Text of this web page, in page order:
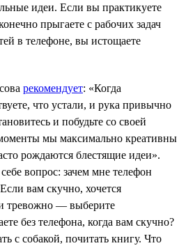
идеи. Если вы практикуете
прыгаете с рабочих задач
в телефоне, вы истощаете
рекомендует: «Когда
что устали, и рука привычно
и побудьте со своей
мы максимально креативны
рождаются блестящие идеи».
вопрос: зачем мне телефон
вам скучно, хочется
тревожно — выберите
без телефона, когда вам скучно?
с собакой, почитать книгу. Что